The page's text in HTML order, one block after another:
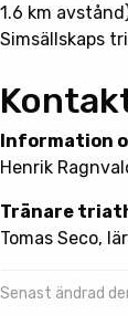
1.6 km
Simsällskaps
Information
Henrik
Tränare
Tomas Seco,
Senast ändrad